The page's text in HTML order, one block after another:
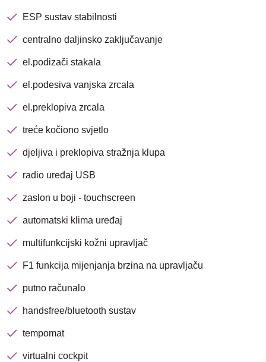
ESP sustav stabilnosti
centralno daljinsko zaključavanje
el.podizači stakala
el.podesiva vanjska zrcala
el.preklopiva zrcala
treće kočiono svjetlo
djeljiva i preklopiva stražnja klupa
radio uređaj USB
zaslon u boji - touchscreen
automatski klima uređaj
multifunkcijski kožni upravljač
F1 funkcija mijenjanja brzina na upravljaču
putno računalo
handsfree/bluetooth sustav
tempomat
virtualni cockpit
avenija 102, Resnik